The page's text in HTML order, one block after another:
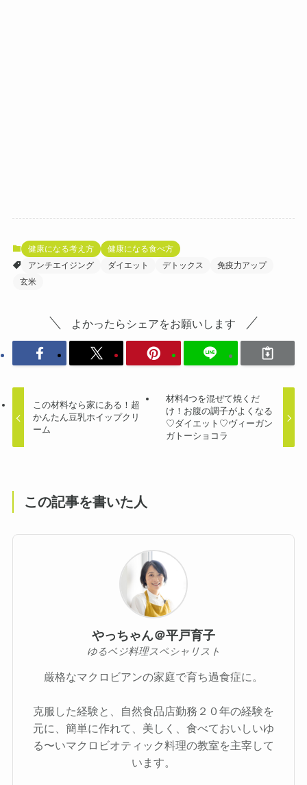
健康になる考え方
健康になる食べ方
アンチエイジング
ダイエット デトックス
免疫力アップ
玄米
よかったらシェアをお願いします
この材料なら家にある！超
かんたん豆乳ホイップクリ
ーム
材料4つを混ぜて焼くだ
け！お腹の調子がよくなる
♡ダイエット♡ヴィーガン
ガトーショコラ
この記事を書いた人
やっちゃん＠平戸育子
ゆるベジ料理スペシャリスト
厳格なマクロビアンの家庭で育ち過食症に。
克服した経験と、自然食品店勤務２０年の経験を
元に、簡単に作れて、美しく、食べておいしいゆ
る〜いマクロビオティック料理の教室を主宰して
います。